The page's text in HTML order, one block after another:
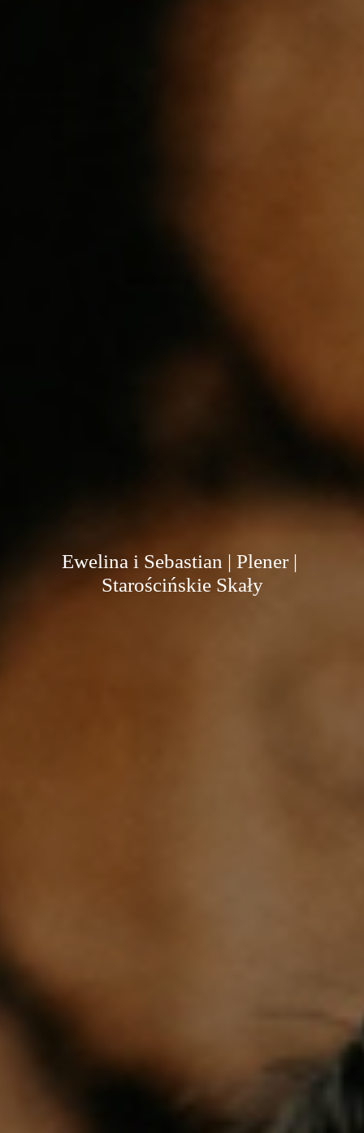
Ewelina i Sebastian | Plener |
Starościńskie Skały